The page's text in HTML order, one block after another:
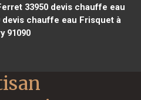
33950devis chauffe eau
devis chauffe eau Frisquet à
91090